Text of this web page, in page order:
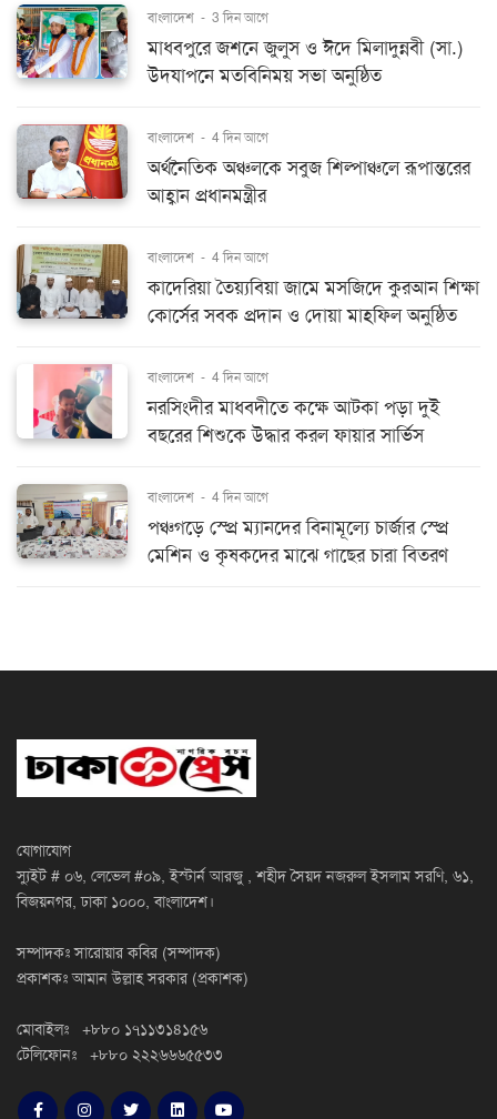
বাংলাদেশ - 3 দিন আগে
মাধবপুরে জশনে জুলুস ও ঈদে মিলাদুন্নবী (সা.)
উদযাপনে মতবিনিময় সভা অনুষ্ঠিত
বাংলাদেশ - 4 দিন আগে
অর্থনৈতিক অঞ্চলকে সবুজ শিল্পাঞ্চলে রূপান্তরের
আহ্বান প্রধানমন্ত্রীর
বাংলাদেশ - 4 দিন আগে
কাদেরিয়া তৈয়্যবিয়া জামে মসজিদে কুরআন শিক্ষা
কোর্সের সবক প্রদান ও দোয়া মাহফিল অনুষ্ঠিত
বাংলাদেশ - 4 দিন আগে
নরসিংদীর মাধবদীতে কক্ষে আটকা পড়া দুই
বছরের শিশুকে উদ্ধার করল ফায়ার সার্ভিস
বাংলাদেশ - 4 দিন আগে
পঞ্চগড়ে স্প্রে ম্যানদের বিনামূল্যে চার্জার স্প্রে
মেশিন ও কৃষকদের মাঝে গাছের চারা বিতরণ
যোগাযোগ
স্যুইট # ০৬, লেভেল #০৯, ইস্টার্ন আরজু , শহীদ সৈয়দ নজরুল ইসলাম সরণি, ৬১,
বিজয়নগর, ঢাকা ১০০০, বাংলাদেশ।
সম্পাদকঃ সারোয়ার কবির (সম্পাদক)
প্রকাশকঃ আমান উল্লাহ সরকার (প্রকাশক)
মোবাইলঃ +৮৮০ ১৭১১৩১৪১৫৬
টেলিফোনঃ +৮৮০ ২২২৬৬৬৫৫৩৩